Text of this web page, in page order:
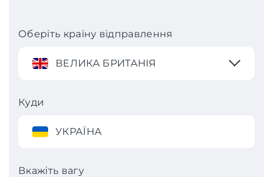
Оберіть країну відправлення
ВЕЛИКА БРИТАНІЯ
Куди
УКРАЇНА
Вкажіть вагу